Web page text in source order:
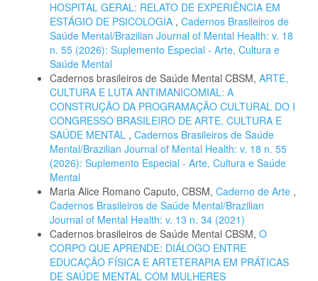
HOSPITAL GERAL: RELATO DE EXPERIÊNCIA EM
ESTÁGIO DE PSICOLOGIA , Cadernos Brasileiros de
Saúde Mental/Brazilian Journal of Mental Health: v. 18
n. 55 (2026): Suplemento Especial - Arte, Cultura e
Saúde Mental
Cadernos brasileiros de Saúde Mental CBSM, ARTE,
CULTURA E LUTA ANTIMANICOMIAL: A
CONSTRUÇÃO DA PROGRAMAÇÃO CULTURAL DO I
CONGRESSO BRASILEIRO DE ARTE, CULTURA E
SAÚDE MENTAL , Cadernos Brasileiros de Saúde
Mental/Brazilian Journal of Mental Health: v. 18 n. 55
(2026): Suplemento Especial - Arte, Cultura e Saúde
Mental
Maria Alice Romano Caputo, CBSM, Caderno de Arte ,
Cadernos Brasileiros de Saúde Mental/Brazilian
Journal of Mental Health: v. 13 n. 34 (2021)
Cadernos brasileiros de Saúde Mental CBSM, O
CORPO QUE APRENDE: DIÁLOGO ENTRE
EDUCAÇÃO FÍSICA E ARTETERAPIA EM PRÁTICAS
DE SAÚDE MENTAL COM MULHERES